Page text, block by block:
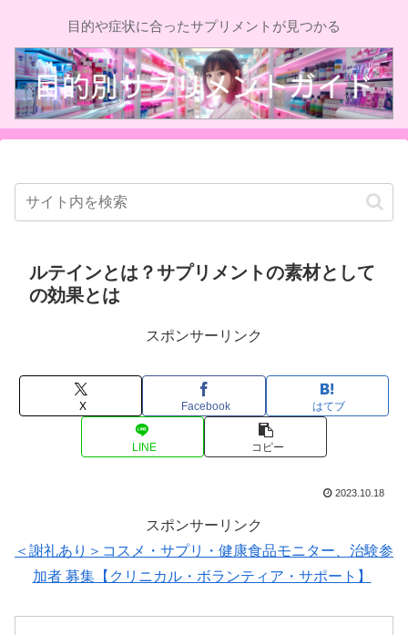
目的や症状に合ったサプリメントが見つかる
ルテインとは？サプリメントの素材として
の効果とは
スポンサーリンク
X Facebook はてブ
LINE コピー
2023.10.18
スポンサーリンク
＜謝礼あり＞コスメ・サプリ・健康食品モニター、治験参
加者 募集【クリニカル・ボランティア・サポート】